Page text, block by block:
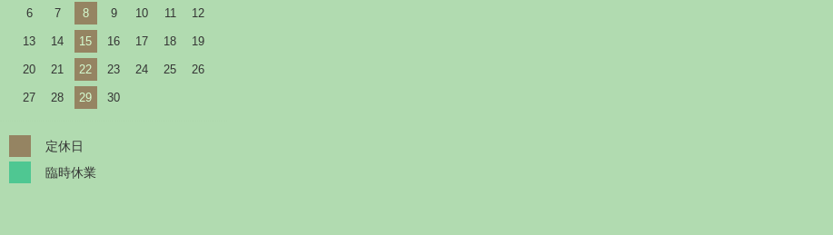
6 7 8 9 10 11 12
13 14 15 16 17 18 19
20 21 22 23 24 25 26
27 28 29 30
定休日
臨時休業